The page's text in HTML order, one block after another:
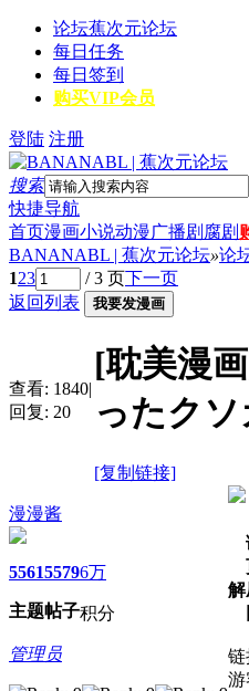
论坛蕉次元论坛
每日任务
每日签到
购买VIP会员
登陆 注册
搜索
快捷导航
首页漫画小说动漫广播剧 腐剧
BANANABL | 蕉次元论坛»论
123 / 3 页下一页
返回列表
我要发漫画
查看: 1840|
回复: 20
[耽美漫
ったク
[复制链接]
漫漫酱
5561
主题
5579
帖子
6万
积分
管理员
解
链
游